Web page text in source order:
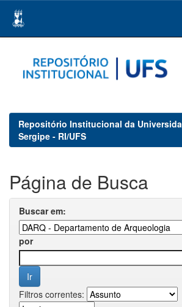
navigation
Repositório Institucional da
Sergipe - RI/UFS
Página de Busca
Buscar em:
por
Filtros correntes: